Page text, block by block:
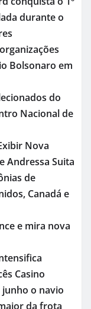
durante o
Bolsonaro em
do
Nacional de
Nova
Andressa Suita
de
Canadá e
e mira nova
Casino
o navio
da frota